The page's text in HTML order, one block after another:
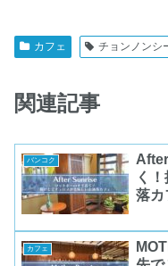
カフェ チョンノンシ
関連記事
バンコク
く
落カ
カフェ